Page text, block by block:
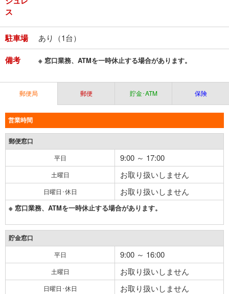
ス
駐車場 あり（1台）
備考 ※ 窓口業務、ATMを一時休止する場合があります。
郵便局 郵便 貯金･ATM 保険
営業時間
郵便窓口
平日 9:00 ～ 17:00
土曜日 お取り扱いしません
日曜日･休日 お取り扱いしません
※ 窓口業務、ATMを一時休止する場合があります。
貯金窓口
平日 9:00 ～ 16:00
土曜日 お取り扱いしません
日曜日･休日 お取り扱いしません